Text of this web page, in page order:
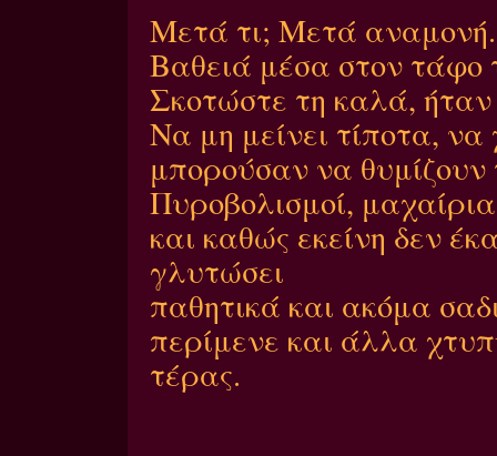
Μετά τι; Μετά
Βαθειά μέσα στον τάφο
Σκοτώστε τη καλά, ήταν
Να μη μείνει τίποτα,
μπορούσαν να θυμίζουν
Πυροβολισμοί,
και καθώς εκείνη δεν
γλυτώσει
παθητικά και ακόμα
περίμενε και άλλα
τέρας.